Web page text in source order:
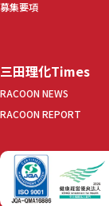
募集要項
三田理化Times
RACOON NEWS
RACOON REPORT